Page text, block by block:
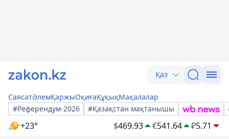
Қаз
СаясатӘлемҚаржыОқиғаҚұқықМақалалар
#Референдум-2026
#Қазақстан мақтанышы
+23° $469.93 €541.64 ₽5.71